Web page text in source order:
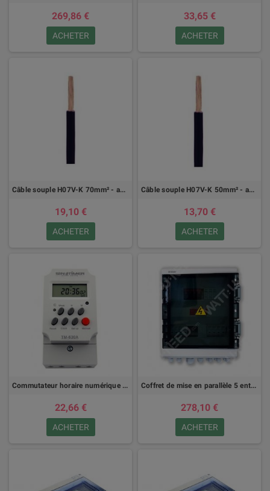
269,86 €
ACHETER
33,65 €
ACHETER
Câble souple H07V-K 70mm² - au mètre
19,10 €
ACHETER
Câble souple H07V-K 50mm² - au mètre
13,70 €
ACHETER
Commutateur horaire numérique 30A 12V
22,66 €
ACHETER
Coffret de mise en parallèle 5 entrées avec parafoudre et sectionneur + 2m de 16²
278,10 €
ACHETER